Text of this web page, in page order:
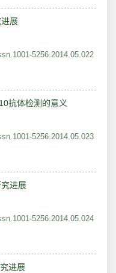
展
5256.2014.05.022
抗体检测的意义
5256.2014.05.023
进展
5256.2014.05.024
进展